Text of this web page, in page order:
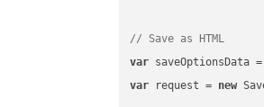
// Save as HTML
var saveOptionsData =
var request = new